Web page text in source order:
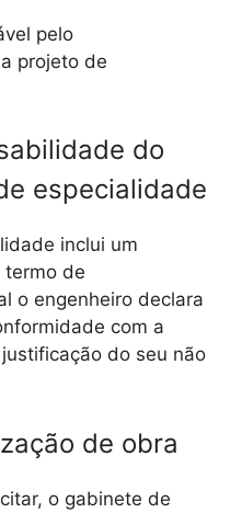
pelo
projeto de
do
especialidade
inclui um
termo de
o engenheiro declara
com a
do seu não
de obra
o gabinete de